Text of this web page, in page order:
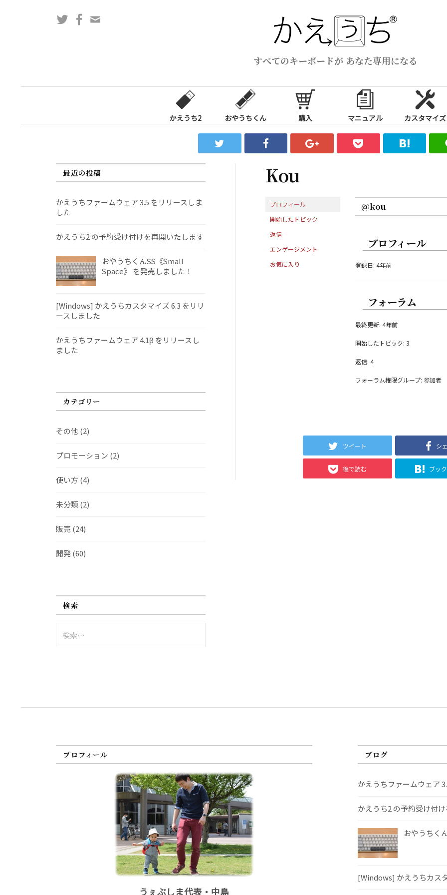
ス
すべてのキーボードが あなた専用になる
TwitterFacebook
かえうち2 おやうちくん 購入 マニュアル カスタマイズ
Kou
プロフィール
開始したトピック
返信
エンゲージメント
お気に入り
@kou
プロフィール
登録日: 4年前
フォーラム
最終更新: 4年前
開始したトピック: 3
返信: 4
フォーラム権限グループ: 参加者
ツイート シ
後で読む ブッ
最近の投稿
かえうちファームウェア 3.5 をリリースしま
した
かえうち2 の予約受け付けを再開いたします
おやうちくんSS《Small
Space》 を発売しました！
[Windows] かえうちカスタマイズ 6.3 をリリ
ースしました
かえうちファームウェア 4.1β をリリースし
ました
カテゴリー
その他 (2)
プロモーション (2)
使い方 (4)
未分類 (2)
販売 (24)
開発(60)
検索
索:
プロフィール
うぇぶしま代表・中島
ブログ
かえうちファームウェア
かえうち2 の予約受け付
おやうちく
[Windows] かえうちカス